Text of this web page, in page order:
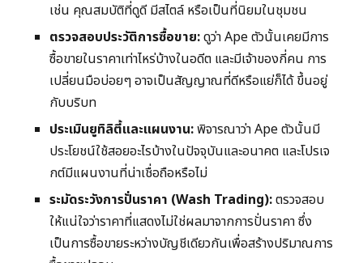
เช่น คุณสมบัติที่ดูดี มีสไตล์ หรือเป็นที่นิยมในชุมชน
ตรวจสอบประวัติการซื้อขาย:ดูว่า Ape ตัวนั้นเคยมีการ
ซื้อขายในราคาเท่าไหร่บ้างในอดีต และมีเจ้าของกี่คน การ
เปลี่ยนมือบ่อยๆ อาจเป็นสัญญาณที่ดีหรือแย่ก็ได้ ขึ้นอยู่
กับบริบท
ประเมินยูทิลิตี้และแผนงาน:พิจารณาว่า Ape ตัวนั้นมี
ประโยชน์ใช้สอยอะไรบ้างในปัจจุบันและอนาคต และโปรเจ
กต์มีแผนงานที่น่าเชื่อถือหรือไม่
ระมัดระวังการปั่นราคา (Wash Trading):ตรวจสอบ
ให้แน่ใจว่าราคาที่แสดงไม่ใช่ผลมาจากการปั่นราคา ซึ่ง
เป็นการซื้อขายระหว่างบัญชีเดียวกันเพื่อสร้างปริมาณการ